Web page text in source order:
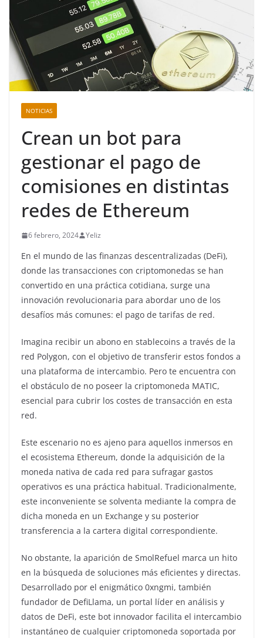
NOTICIAS
Crean un bot para
gestionar el pago de
comisiones en distintas
redes de Ethereum
6 febrero, 2024 Yeliz
En el mundo de las finanzas descentralizadas (DeFi),
donde las transacciones con criptomonedas se han
convertido en una práctica cotidiana, surge una
innovación revolucionaria para abordar uno de los
desafíos más comunes: el pago de tarifas de red.
Imagina recibir un abono en stablecoins a través de la
red Polygon, con el objetivo de transferir estos fondos a
una plataforma de intercambio. Pero te encuentra con
el obstáculo de no poseer la criptomoneda MATIC,
esencial para cubrir los costes de transacción en esta
red.
Este escenario no es ajeno para aquellos inmersos en
el ecosistema Ethereum, donde la adquisición de la
moneda nativa de cada red para sufragar gastos
operativos es una práctica habitual. Tradicionalmente,
este inconveniente se solventa mediante la compra de
dicha moneda en un Exchange y su posterior
transferencia a la cartera digital correspondiente.
No obstante, la aparición de SmolRefuel marca un hito
en la búsqueda de soluciones más eficientes y directas.
Desarrollado por el enigmático 0xngmi, también
fundador de DefiLlama, un portal líder en análisis y
datos de DeFi, este bot innovador facilita el intercambio
instantáneo de cualquier criptomoneda soportada por